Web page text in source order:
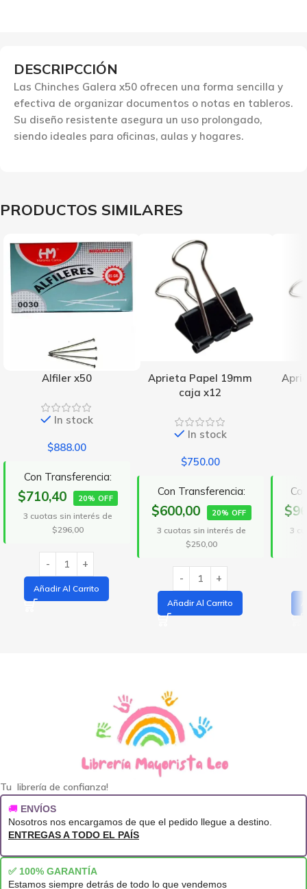
DESCRIPCCIÓN
Las Chinches Galera x50 ofrecen una forma sencilla y
efectiva de organizar documentos o notas en tableros.
Su diseño resistente asegura un uso prolongado,
siendo ideales para oficinas, aulas y hogares.
PRODUCTOS SIMILARES
Alfiler x50
In stock
$888.00
Con Transferencia:
$710,40 20% OFF
3 cuotas sin interés de
$296,00
Añadir Al Carrito
Aprieta Papel 19mm
caja x12
In stock
$750.00
Con Transferencia:
$600,00 20% OFF
3 cuotas sin interés de
$250,00
Añadir Al Carrito
3
Tu librería de confianza!
🚚 ENVÍOS
Nosotros nos encargamos de que el pedido llegue a destino.
ENTREGAS A TODO EL PAÍS
✅ 100% GARANTÍA
Estamos siempre detrás de todo lo que vendemos